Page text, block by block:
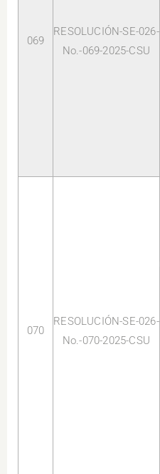
069
RESOLUCIÓN-SE-026-
No.-069-2025-CSU
070
RESOLUCIÓN-SE-026-
No.-070-2025-CSU